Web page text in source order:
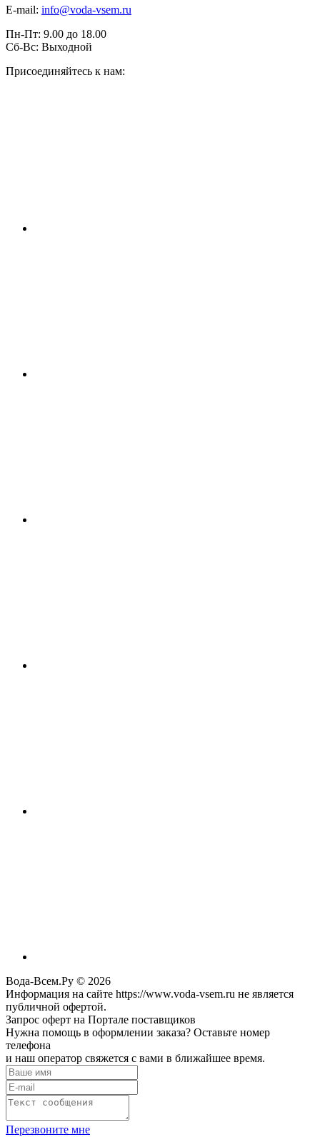
E-mail: info@voda-vsem.ru
Пн-Пт: 9.00 до 18.00
Сб-Вс: Выходной
Присоединяйтесь к нам:
Вода-Всем.Ру © 2026
Информация на сайте https://www.voda-vsem.ru не является
публичной офертой.
Запрос оферт на Портале поставщиков
Нужна помощь в оформлении заказа? Оставьте номер
телефона
и наш оператор свяжется с вами в ближайшее время.
Перезвоните мне